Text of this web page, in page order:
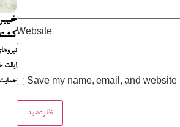
Website
Save my name, email, and